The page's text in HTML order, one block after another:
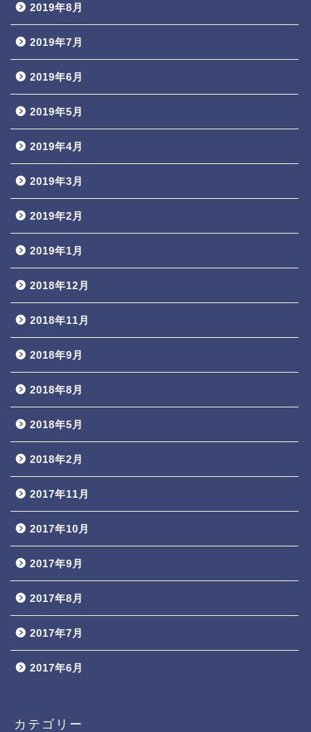
2019年8月
2019年7月
2019年6月
2019年5月
2019年4月
2019年3月
2019年2月
2019年1月
2018年12月
2018年11月
2018年9月
2018年8月
2018年5月
2018年2月
2017年11月
2017年10月
2017年9月
2017年8月
2017年7月
2017年6月
カテゴリー